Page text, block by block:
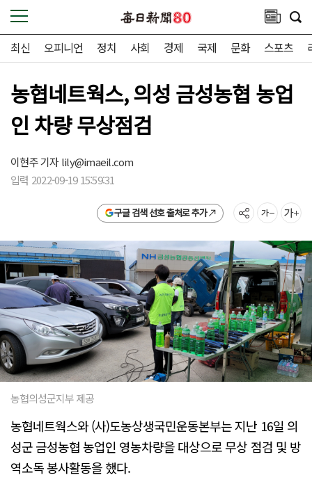
최신 오피니언 정치 사회 경제 국제 문화 스포츠
농협네트웍스, 의성 금성농협 농업
인 차량 무상점검
이현주 기자lily@imaeil.com
입력 2022-09-19 15:59:31
구글 검색 선호 출처로 추가
농협의성군지부 제공
농협네트웍스와 (사)도농상생국민운동본부는 지난 16일 의
성군 금성농협 농업인 영농차량을 대상으로 무상 점검 및 방
역소독 봉사활동을 했다.